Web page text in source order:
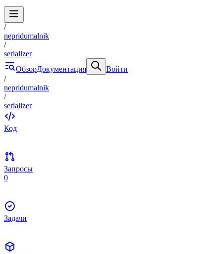
/
nepridumalnik
/
serializer
ОбзорДокументация
Войти
/
nepridumalnik
/
serializer
Код
Запросы
0
Задачи